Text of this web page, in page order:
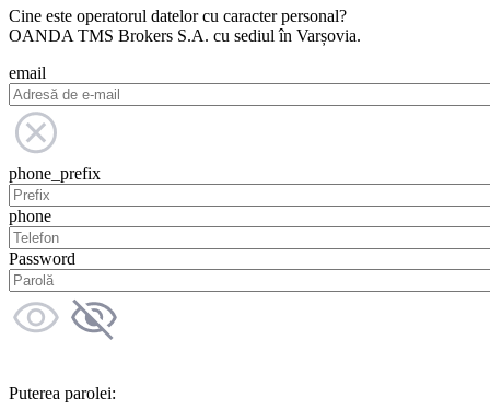
Cine este operatorul datelor cu caracter personal?
OANDA TMS Brokers S.A. cu sediul în Varșovia.
email
phone_prefix
phone
Password
Puterea parolei: